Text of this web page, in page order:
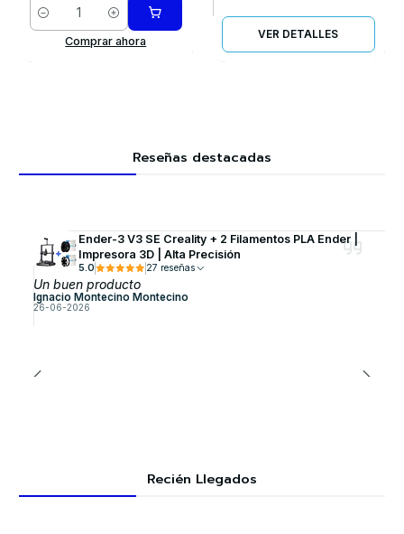
Cantidad
Comprar ahora
VER DETALLES
Reseñas destacadas
Ender-3 V3 SE Creality + 2 Filamentos PLA Ender |
Impresora 3D | Alta Precisión
5.0 27 reseñas
Un buen producto
Ignacio Montecino Montecino
26-06-2026
Recién Llegados